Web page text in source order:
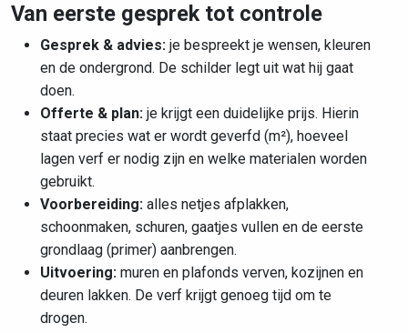
Van eerste gesprek tot controle
Gesprek & advies: je bespreekt je wensen, kleuren
en de ondergrond. De schilder legt uit wat hij gaat
doen.
Offerte & plan: je krijgt een duidelijke prijs. Hierin
staat precies wat er wordt geverfd (m²), hoeveel
lagen verf er nodig zijn en welke materialen worden
gebruikt.
Voorbereiding: alles netjes afplakken,
schoonmaken, schuren, gaatjes vullen en de eerste
grondlaag (primer) aanbrengen.
Uitvoering: muren en plafonds verven, kozijnen en
deuren lakken. De verf krijgt genoeg tijd om te
drogen.